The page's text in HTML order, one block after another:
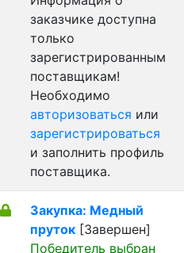
заказчике доступна
только
зарегистрированным
поставщикам!
Необходимо
авторизоваться или
зарегистрироваться
и заполнить профиль
поставщика.
Закупка: Медный
пруток [Завершен]
Победитель выбран